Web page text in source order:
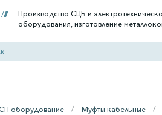
Производство СЦБ и
оборудования, изготовление
оборудование Муфты кабельные